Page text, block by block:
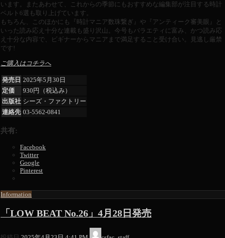
います。またあわせて、これからの季節にもおすすめな編集部が注目する時計
ベルト6選も取り上げています。
もちろん、このほかにも『時計マニア数珠繋ぎ』や『アンティーク審美眼』と
いった読み応え十分な連載も盛り沢山。今号もバラエティに富み、かつ読み応
え十分な内容で、ビギナーからマニアまで満足すること受け合い。見逃し厳禁
です!
ご購入はコチラへ
発売日 2025年5月30日
定価
930円（税込み）
出版社 シーズ・ファクトリー
連絡先 03-5562-0841
共有:
Facebook
Twitter
Google
Pinterest
Information
「LOW BEAT No.26」4月28日発売